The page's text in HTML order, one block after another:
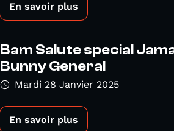
En savoir plus
Bam Salute special
Bunny General
Mardi 28 Janvier 2025
En savoir plus